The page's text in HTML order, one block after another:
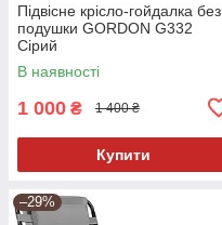
Підвісне крісло-гойдалка без
подушки GORDON G332
Сірий
В наявності
1 000 ₴ 1 400 ₴
Купити
–29%